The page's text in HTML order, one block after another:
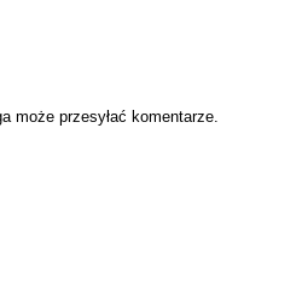
może przesyłać komentarze.